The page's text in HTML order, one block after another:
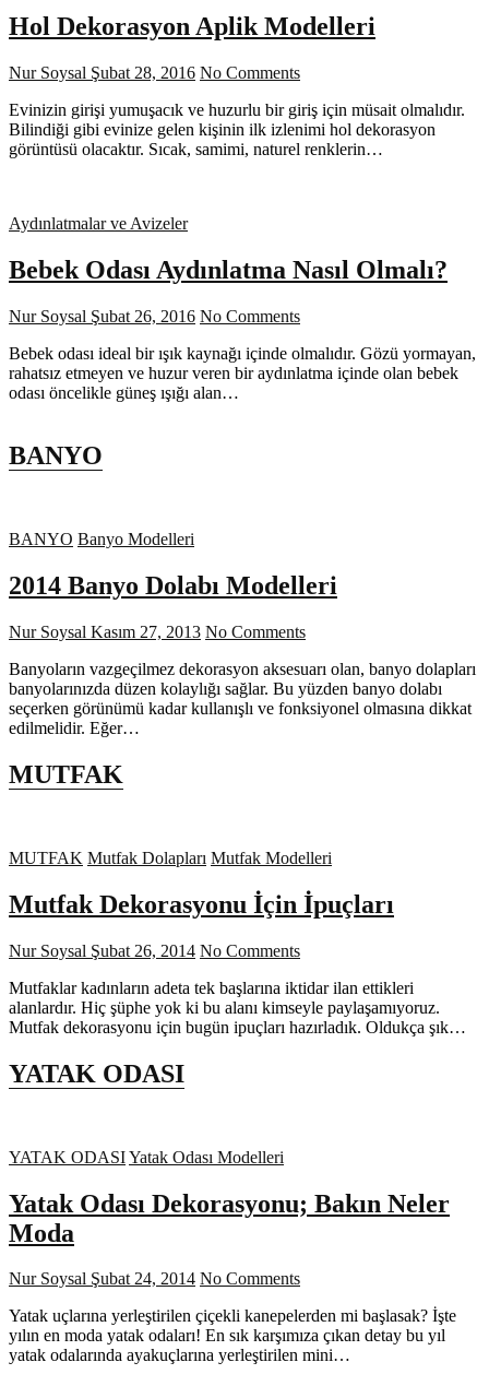
Hol Dekorasyon Aplik Modelleri
Nur Soysal Şubat 28, 2016 No Comments
Evinizin girişi yumuşacık ve huzurlu bir giriş için müsait olmalıdır.
Bilindiği gibi evinize gelen kişinin ilk izlenimi hol dekorasyon
görüntüsü olacaktır. Sıcak, samimi, naturel renklerin…
Aydınlatmalar ve Avizeler
Bebek Odası Aydınlatma Nasıl Olmalı?
Nur Soysal Şubat 26, 2016 No Comments
Bebek odası ideal bir ışık kaynağı içinde olmalıdır. Gözü yormayan,
rahatsız etmeyen ve huzur veren bir aydınlatma içinde olan bebek
odası öncelikle güneş ışığı alan…
BANYO
BANYO Banyo Modelleri
2014 Banyo Dolabı Modelleri
Nur Soysal Kasım 27, 2013 No Comments
Banyoların vazgeçilmez dekorasyon aksesuarı olan, banyo dolapları
banyolarınızda düzen kolaylığı sağlar. Bu yüzden banyo dolabı
seçerken görünümü kadar kullanışlı ve fonksiyonel olmasına dikkat
edilmelidir. Eğer…
MUTFAK
MUTFAK Mutfak Dolapları Mutfak Modelleri
Mutfak Dekorasyonu İçin İpuçları
Nur Soysal Şubat 26, 2014 No Comments
Mutfaklar kadınların adeta tek başlarına iktidar ilan ettikleri
alanlardır. Hiç şüphe yok ki bu alanı kimseyle paylaşamıyoruz.
Mutfak dekorasyonu için bugün ipuçları hazırladık. Oldukça şık…
YATAK ODASI
YATAK ODASIYatak Odası Modelleri
Yatak Odası Dekorasyonu; Bakın Neler
Moda
Nur Soysal Şubat 24, 2014 No Comments
Yatak uçlarına yerleştirilen çiçekli kanepelerden mi başlasak? İşte
yılın en moda yatak odaları! En sık karşımıza çıkan detay bu yıl
yatak odalarında ayakuçlarına yerleştirilen mini…